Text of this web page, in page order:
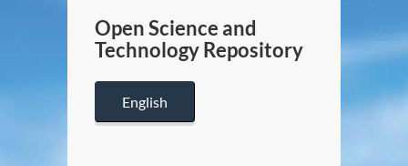
Canada
Open Science and
Technology Repository
English